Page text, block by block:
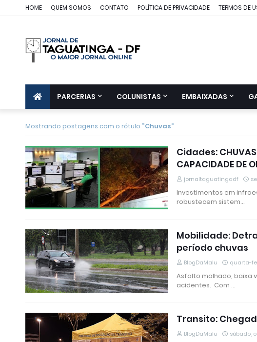
HOME QUEM SOMOS CONTATO POLÍTICA DE PRIVACIDADE TERMOS DE
PARCERIAS COLUNISTAS EMBAIXADAS
Mostrando postagens com o rótulo Chuvas
Cidades: CHUVAS
CAPACIDADE DE
jornaltaguatingadf
Investimentos em
robustecem sistem…
Mobilidade:
período chuvas
BlogDaMalu quarta-
Asfalto molhado, baixa
acidentes. Com …
Transito:
BlogDaMalu sábado,